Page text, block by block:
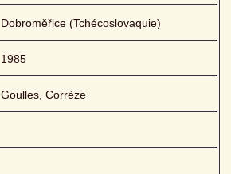
Dobroměřice (Tchécoslovaquie)
1985
Goulles, Corrèze